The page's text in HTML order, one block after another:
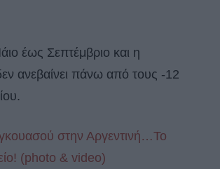
έως Σεπτέμβριο και η
ανεβαίνει πάνω από τους -12
στην Αργεντινή…Το
(photo & video)